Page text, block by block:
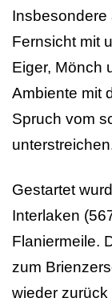
Insbesondere
Fernsicht mit
Eiger, Mönch
Ambiente mit
Spruch vom
Gestartet
Interlaken
Flaniermeile.
zum
wieder zurück